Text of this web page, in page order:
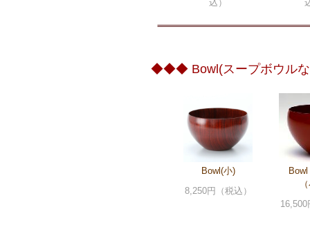
込）
◆◆◆ Bowl(スープボウル
Bowl(小)
8,250円（税込）
16,500